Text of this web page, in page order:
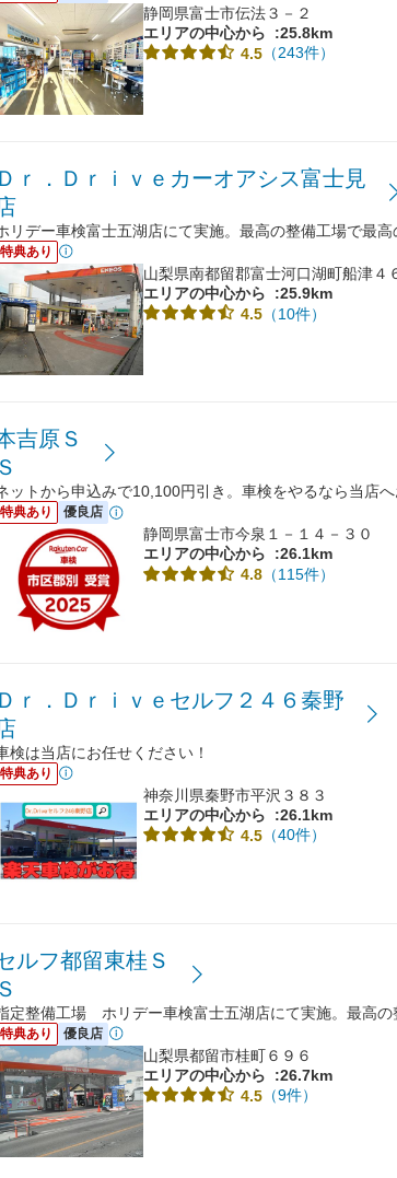
静岡県富士市伝法３－２
エリアの中心から
:25.8km
4.5 （243件）
Ｄｒ．Ｄｒｉｖｅカーオアシス富士見
リデー車検富士五湖店にて実施。最高の整備工場で最高
特典あり
山梨県南都留郡富士河口湖町船津４
エリアの中心から
:25.9km
4.5 （10件）
吉原Ｓ
Ｓ
ットから申込みで10,100円引き。車検をやるなら当店へ
特典あり 優良店
静岡県富士市今泉１－１４－３０
エリアの中心から
:26.1km
4.8 （115件）
Ｄｒ．Ｄｒｉｖｅセルフ２４６秦野
検は当店にお任せください！
特典あり
神奈川県秦野市平沢３８３
エリアの中心から
:26.1km
4.5 （40件）
ルフ都留東桂Ｓ
Ｓ
定整備工場 ホリデー車検富士五湖店にて実施。最高の
特典あり 優良店
山梨県都留市桂町６９６
エリアの中心から
:26.7km
4.5 （9件）